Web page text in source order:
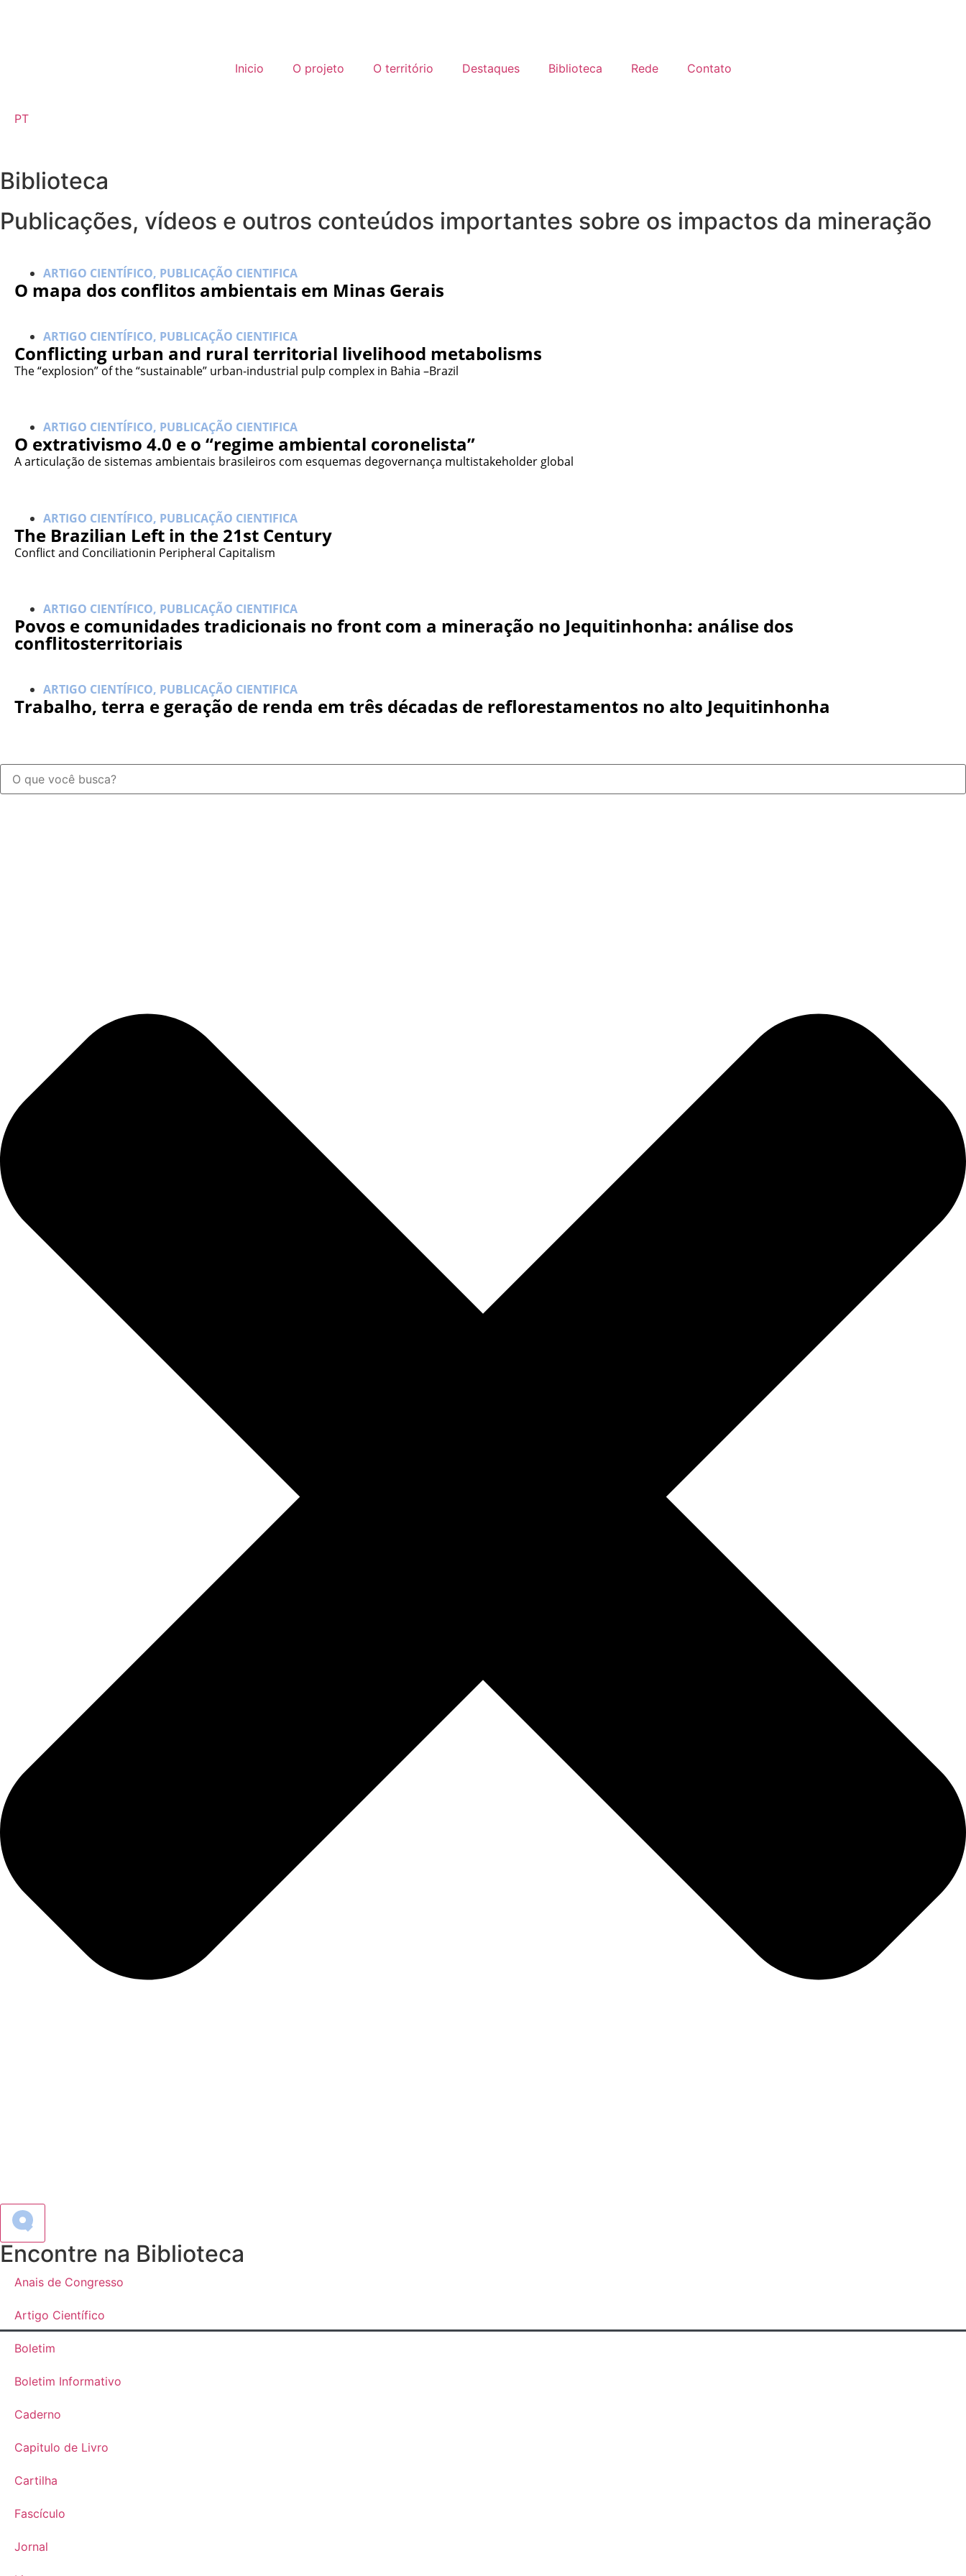
Inicio O projeto O território Destaques Biblioteca Rede Contato
PT
Biblioteca
Publicações, vídeos e outros conteúdos importantes sobre os impactos da mineração
ARTIGO CIENTÍFICO, PUBLICAÇÃO CIENTIFICA
O mapa dos conflitos ambientais em Minas Gerais
ARTIGO CIENTÍFICO, PUBLICAÇÃO CIENTIFICA
Conflicting urban and rural territorial livelihood metabolisms
The “explosion” of the “sustainable” urban-industrial pulp complex in Bahia –Brazil
ARTIGO CIENTÍFICO, PUBLICAÇÃO CIENTIFICA
O extrativismo 4.0 e o “regime ambiental coronelista”
A articulação de sistemas ambientais brasileiros com esquemas degovernança multistakeholder global
ARTIGO CIENTÍFICO, PUBLICAÇÃO CIENTIFICA
The Brazilian Left in the 21st Century
Conflict and Conciliationin Peripheral Capitalism
ARTIGO CIENTÍFICO, PUBLICAÇÃO CIENTIFICA
Povos e comunidades tradicionais no front com a mineração no Jequitinhonha: análise dos
conflitosterritoriais
ARTIGO CIENTÍFICO, PUBLICAÇÃO CIENTIFICA
Trabalho, terra e geração de renda em três décadas de reflorestamentos no alto Jequitinhonha
Encontre na Biblioteca
Anais de Congresso
Artigo Científico
Boletim
Boletim Informativo
Caderno
Capitulo de Livro
Cartilha
Fascículo
Jornal